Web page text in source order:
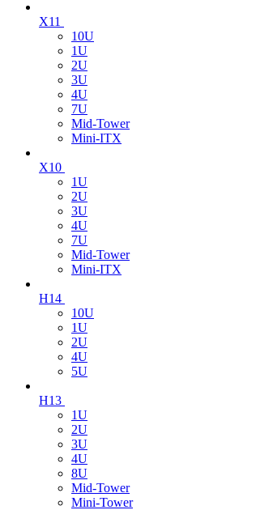
X11
10U
1U
2U
3U
4U
7U
Mid-Tower
Mini-ITX
X10
1U
2U
3U
4U
7U
Mid-Tower
Mini-ITX
H14
10U
1U
2U
4U
5U
H13
1U
2U
3U
4U
8U
Mid-Tower
Mini-Tower